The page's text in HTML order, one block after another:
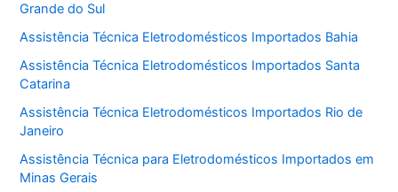
Grande do Sul
Assistência Técnica Eletrodomésticos Importados Bahia
Assistência Técnica Eletrodomésticos Importados Santa
Catarina
Assistência Técnica Eletrodomésticos Importados Rio de
Janeiro
Assistência Técnica para Eletrodomésticos Importados em
Minas Gerais